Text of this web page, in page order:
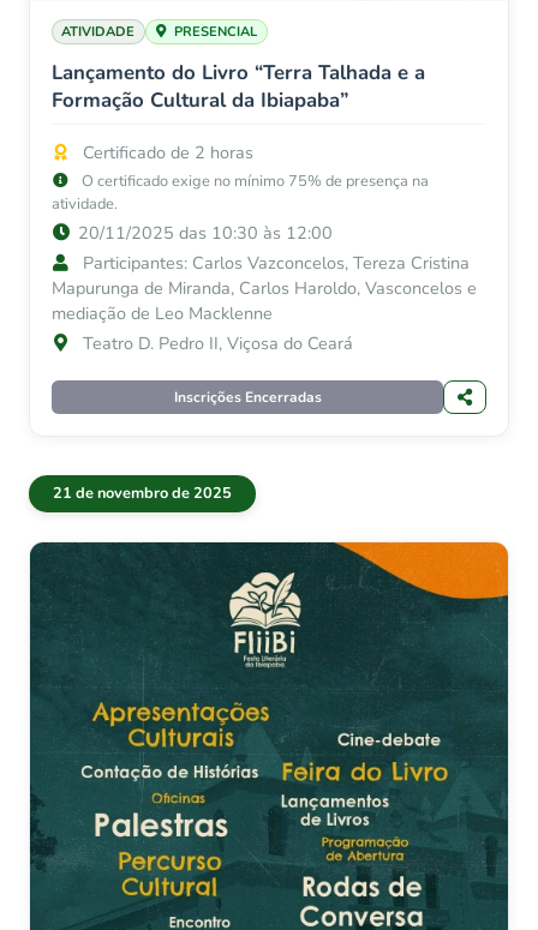
ATIVIDADE PRESENCIAL
Lançamento do Livro “Terra Talhada e a
Formação Cultural da Ibiapaba”
Certificado de 2 horas
O certificado exige no mínimo 75% de presença na
atividade.
20/11/2025 das 10:30 às 12:00
Participantes: Carlos Vazconcelos, Tereza Cristina
Mapurunga de Miranda, Carlos Haroldo, Vasconcelos e
mediação de Leo Macklenne
Teatro D. Pedro II, Viçosa do Ceará
Inscrições Encerradas
21 de novembro de 2025